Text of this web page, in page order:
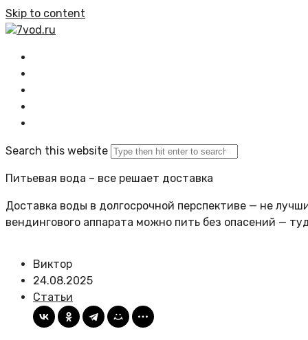
Skip to content
7vod.ru
Search this website
Питьевая вода – все решает доставка
Доставка воды в долгосрочной перспективе — не
вендингового аппарата можно пить без опасений —
Виктор
24.08.2025
Статьи